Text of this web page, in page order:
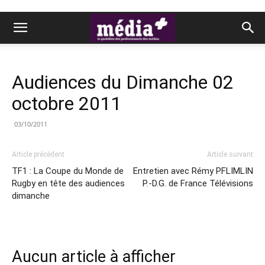
Audiences du Dimanche 02
octobre 2011
03/10/2011
Article précédent
TF1 : La Coupe du Monde de
Rugby en tête des audiences
dimanche
Article suivant
Entretien avec Rémy PFLIMLIN
P.-D.G. de France Télévisions
Aucun article à afficher